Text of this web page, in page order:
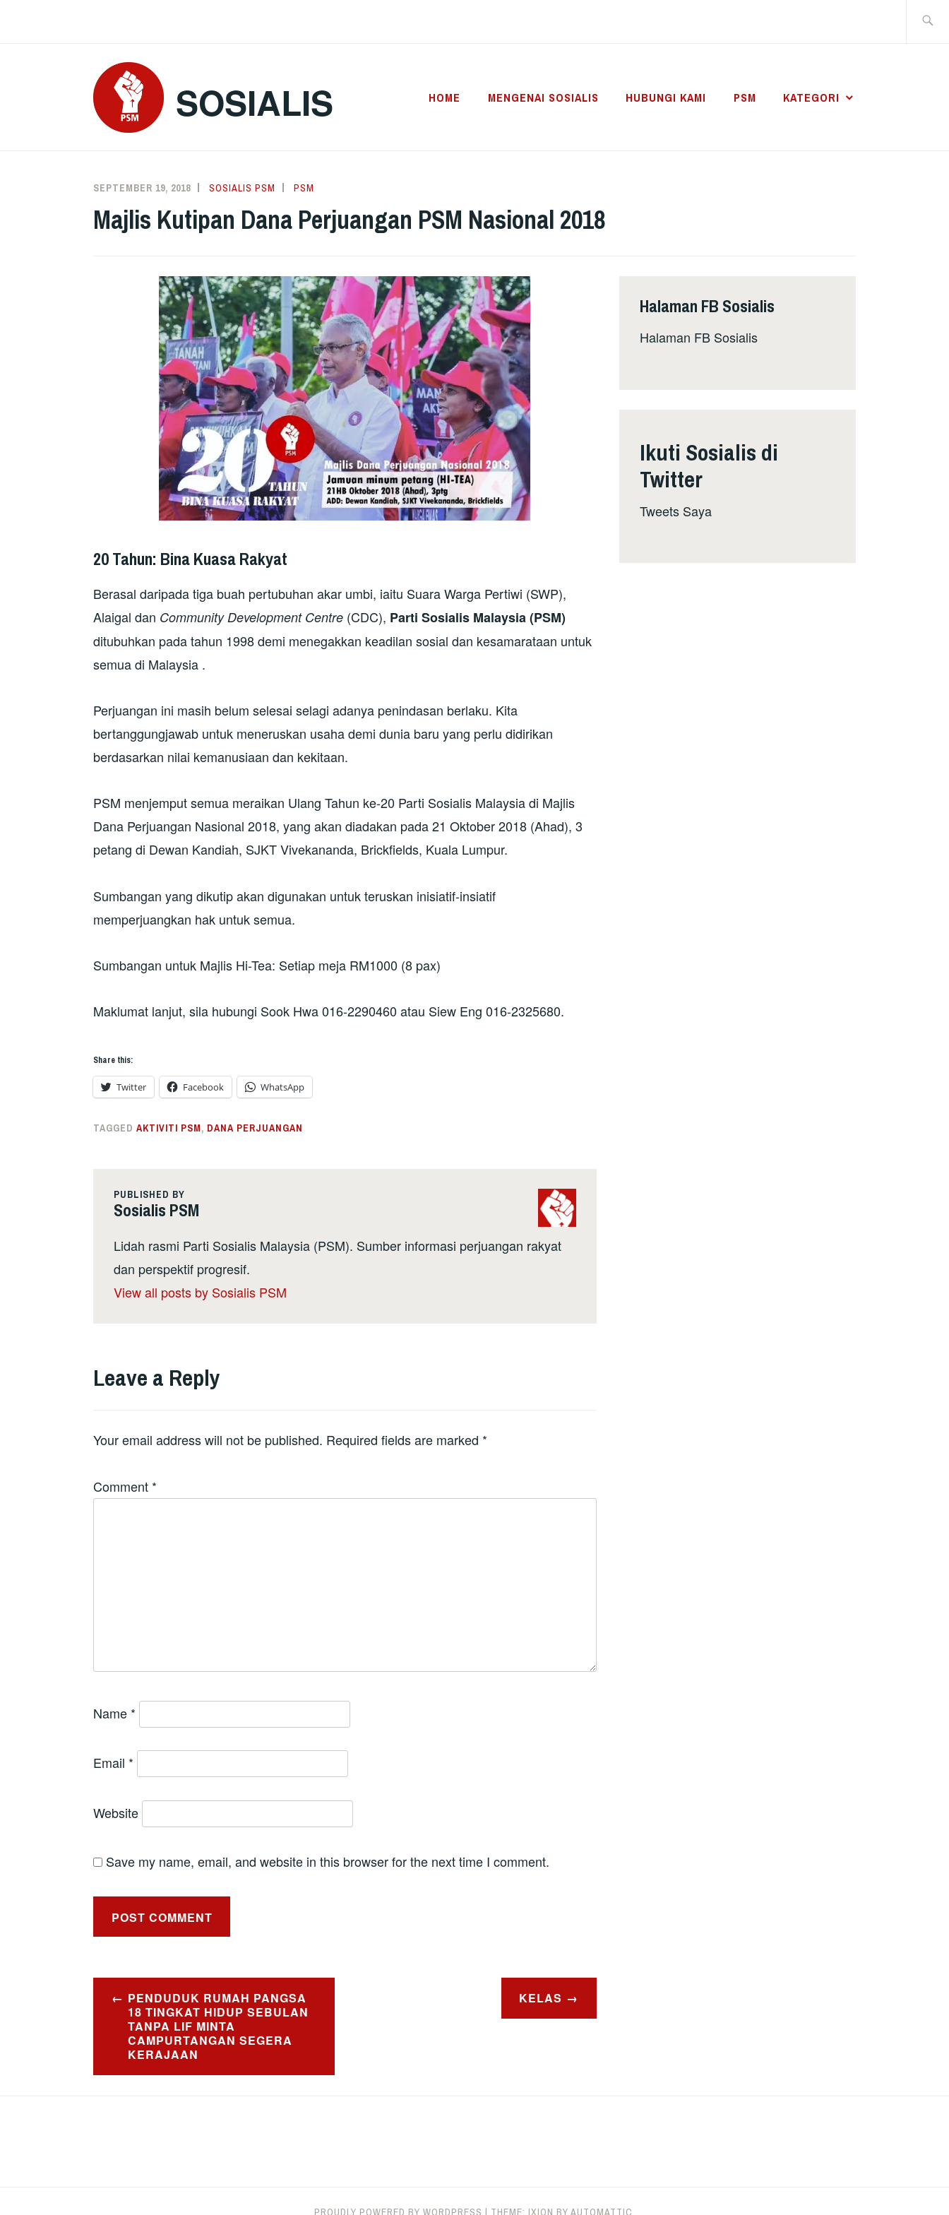
SOSIALIS HOME MENGENAI SOSIALIS HUBUNGI KAMI PSM KATEGORI
SEPTEMBER 19, 2018 SOSIALIS PSM PSM
Majlis Kutipan Dana Perjuangan PSM Nasional 2018
20 Tahun: Bina Kuasa Rakyat
Berasal daripada tiga buah pertubuhan akar umbi, iaitu Suara Warga Pertiwi (SWP),
Alaigal dan Community Development Centre (CDC), Parti Sosialis Malaysia (PSM)
ditubuhkan pada tahun 1998 demi menegakkan keadilan sosial dan kesamarataan untuk
semua di Malaysia .
Perjuangan ini masih belum selesai selagi adanya penindasan berlaku. Kita
bertanggungjawab untuk meneruskan usaha demi dunia baru yang perlu didirikan
berdasarkan nilai kemanusiaan dan kekitaan.
PSM menjemput semua meraikan Ulang Tahun ke-20 Parti Sosialis Malaysia di Majlis
Dana Perjuangan Nasional 2018, yang akan diadakan pada 21 Oktober 2018 (Ahad), 3
petang di Dewan Kandiah, SJKT Vivekananda, Brickfields, Kuala Lumpur.
Sumbangan yang dikutip akan digunakan untuk teruskan inisiatif-insiatif
memperjuangkan hak untuk semua.
Sumbangan untuk Majlis Hi-Tea: Setiap meja RM1000 (8 pax)
Maklumat lanjut, sila hubungi Sook Hwa 016-2290460 atau Siew Eng 016-2325680.
Share this:
Twitter Facebook WhatsApp
TAGGED AKTIVITI PSM, DANA PERJUANGAN
PUBLISHED BY
Sosialis PSM
Lidah rasmi Parti Sosialis Malaysia (PSM). Sumber informasi perjuangan rakyat
dan perspektif progresif.
View all posts by Sosialis PSM
Leave a Reply
Your email address will not be published. Required fields are marked *
Comment *
Name *
Email *
Website
Save my name, email, and website in this browser for the next time I comment.
Post
navigation
PENDUDUK RUMAH PANGSA
18 TINGKAT HIDUP SEBULAN
TANPA LIF MINTA
CAMPURTANGAN SEGERA
KERAJAAN
KELAS
Halaman FB Sosialis
Halaman FB Sosialis
Ikuti Sosialis di
Twitter
Tweets Saya
PROUDLY POWERED BY WORDPRESS | THEME: IXION BY AUTOMATTIC